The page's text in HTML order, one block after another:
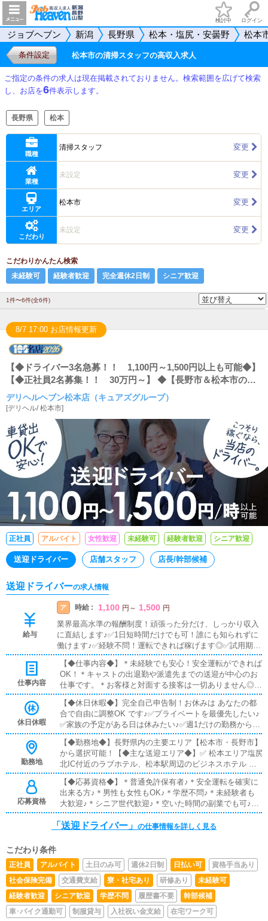
検討中 ログイン
ジョブヘブン 新潟 長野県 松本・塩尻・安曇野 松本
条件設定 松本市の清掃スタッフの高収入求人
ご指定の条件の求人は現在掲載されておりません。検索範囲を広げて検索
し、お店を6件表示します。
長野県 松本
職種
清掃スタッフ 変更
業種
未設定 変更
エリア
松本市 変更
こだわり
未設定 変更
こだわりかんたん検索
未経験可
経験者歓迎 完全週休2日制 シニア歓迎
1件〜6件(全6件)
8/7 17:00 お店情報更新
【◆ドライバー3名急募！！ 1,100円～1,500円以上も可能◆】
【◆正社員2名募集！！ 30万円～】 ◆【長野市＆松本市のキ
ュアズグループ4店舗でスタッフ同時募集！】 ◆外注ドライバ
ーは【車持込】or【お店の車を借りて】もOK！！ ◆【空いた
時間に副業で】＆【キュアズグループでチャレンジした
い！！】という男性・女性、お待ちしています♪
デリヘルヘブン松本店（キュアズグループ）
[デリヘル/松本市]
正社員 アルバイト 女性歓迎 未経験可 経験者歓迎 シニア歓迎
送迎ドライバー 店舗スタッフ 店長/幹部候補
送迎ドライバーの求人情報
給与
ア 時給 : 1,100 円 ～ 1,500 円
業界最高水準の報酬制度！頑張った分だけ、しっかり収入
に直結します♪✅1日短時間だけでも可！誰にも知られずに
働けます♪✅経験不問！運転できれば稼げます◎✅試用期間
あり（未経験でも安心スタート）✅日払いOK（急な出費に
も安心！）◆勤務時間も基本は希望申告制！本業との両立
が可能♪数時間だけでも安定収入に♪例えば…◆週1日 / 8時
間本業が休みの日にアルバイト！◆週3日 / 1日4時間副収入
として最適！◆週5日 / フルタイム十分な生活収入を確保！
【人目を気にせず・プライバシーを守りながら】安全運転
でコツコツ稼げるお仕事です(^^)※業務委託契約でのお仕事
となります。
仕事内容
【◆仕事内容◆】＊未経験でも安心！安全運転ができれば
OK！＊キャストの出退勤や派遣先までの送迎が中心のお
仕事です。＊お客様と対面する接客は一切ありません◎ま
た、運転がメインのため✅誰にも知られずに働ける！！✅
人目を気にせず働ける！！✅プライバシーがしっかり守ら
れる！！✅ 副業・Wワークにも最適！！という点も大き
な魅力です！最初は先輩ドライバーが丁寧に同行しますの
で、道順や基本業務を学びながら、無理なくスタートでき
ます！（送迎のない時間帯は、簡単な関連業務をして頂く
場合もございます）あなたの安全運転が、キャストの安心
を支えます。空いた時間を有効にご活用ください♪
休日休暇
【◆休日休暇◆】完全自己申告制！お休みは あなたの都
合で自由に調整OK です♪✅プライベートを最優先したい♪
✅家族の予定がある日は休みたい♪✅週1だけの勤務から始
めたい♪✅稼ぎたい週はたくさん出たい♪そんな希望も、す
べて柔軟に対応します(^^)◆副業・Wワークにも最適で、
安定して長く続けられる環境です。◆しっかり休むことも
仕事の一つ。無理なく働けるスタイルで、安全運転とキャ
ストの安心を支えてください♪
勤務地
【◆勤務地◆】長野県内の主要エリア【松本市・長野市】
から選択可能！【◆主な送迎エリア◆】✅ 松本エリア塩尻
北IC付近のラブホテル、松本駅周辺のビジネスホテル ほ
か✅ 長野エリア権堂・鶴賀周辺のラブホテル、長野駅周
辺のビジネスホテル ほか遠方への送迎もありますが、片
道30分以内が目安です◎◆人目を気にせずコツコツ働ける
送迎業務♪◆長期安定の当グループで、あなたの空いた時
間を活用し、副業収入を♪
応募資格
【◆応募資格◆】＊普通免許保有者♪＊安全運転を確実に
出来る方♪＊男性も女性もOK♪＊学歴不問♪＊未経験者も
大歓迎♪＊シニア世代歓迎♪＊空いた時間の副業でも可♪＊
誰にも知られずに働けます♪＊【自分の車を持込の方】
【お店の車をレンタル】どちらでもOK♪＊自動車任意保険
「送迎ドライバー」 の仕事情報を詳しく見る
こだわり条件
正社員 アルバイト 土日のみ可 週休2日制 日払い可
資格手当あり
社会保険完備
交通費支給 寮・社宅あり 研修あり
未経験可
経験者歓迎
シニア歓迎 学歴不問 履歴書不要
幹部候補
車･バイク通勤可
制服貸与 入社祝い金支給 在宅ワーク可